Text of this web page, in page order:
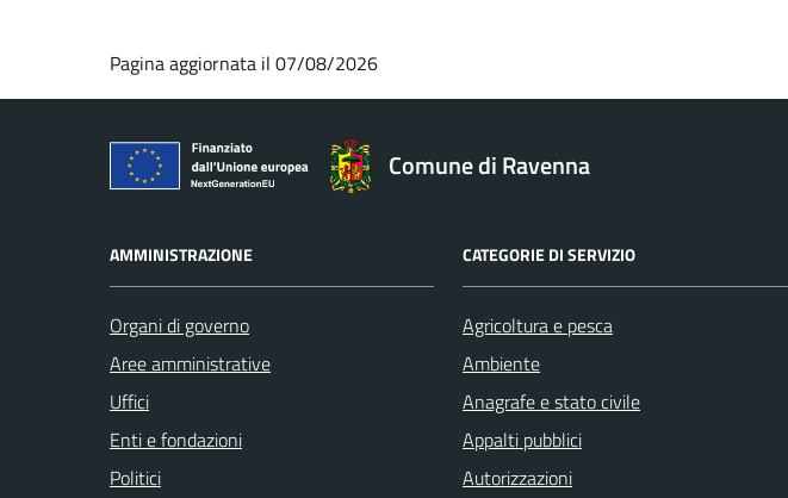
Pagina aggiornata il 07/08/2026
Comune di Ravenna
AMMINISTRAZIONE
Organi di governo
Aree amministrative
Uffici
Enti e fondazioni
Politici
CATEGORIE DI SERVIZIO
Agricoltura e pesca
Ambiente
Anagrafe e stato civile
Appalti pubblici
Autorizzazioni